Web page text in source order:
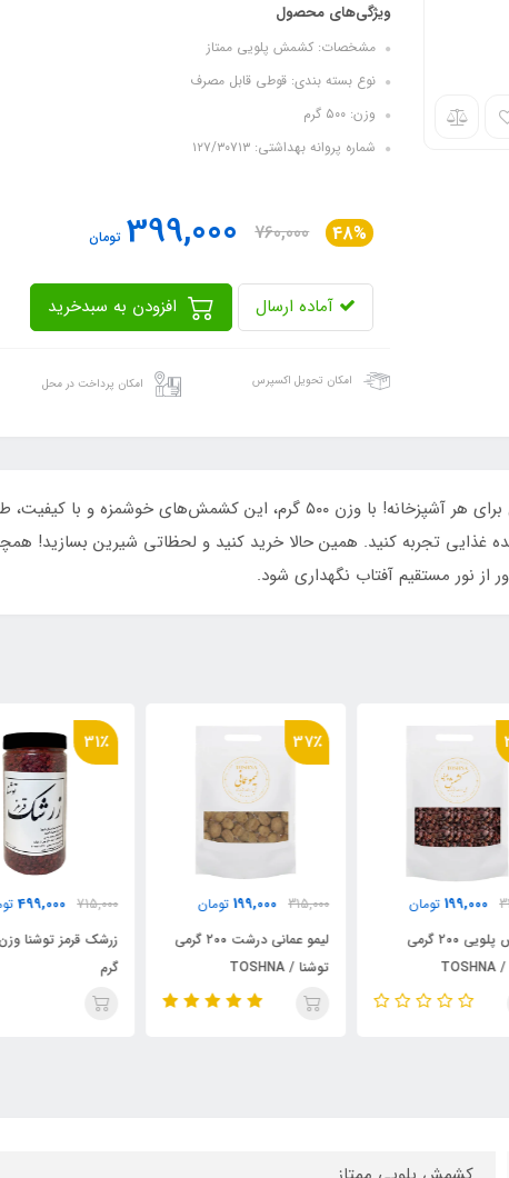
ویژگی‌های محصول
مشخصات: کشمش پلویی ممتاز
نوع بسته بندی: قوطی قابل مصرف
وزن: ۵۰۰ گرم
شماره پروانه بهداشتی: ۱۲۷/۳۰۷۱۳
48%
760,000
399,000 تومان
آماده ارسال
امکان تحویل اکسپرس امکان پرداخت در محل
کشمش پلویی ممتاز توشنا، انتخابی ایده‌آل برای هر آشپزخانه! با وزن
غذایی تجربه کنید. همین حالا خرید کنید و لحظاتی شیرین بسازید!
نور مستقیم آفتاب نگهداری شود.
تومان
کشمش پلویی ۲۰۰ گرمی
199,000
تومان
لیمو عمانی درشت ۲۰۰ گرمی
499,000 تومان
زرشک قرمز توشنا وزن ۵۰۰